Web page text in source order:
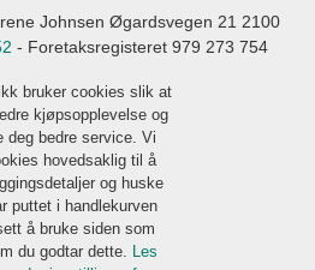
Johnsen Øgardsvegen 21 2100
- Foretaksregisteret 979 273 754
bruker cookies slik at
kjøpsopplevelse og
deg bedre service. Vi
hovedsaklig til å
og huske
puttet i handlekurven
å bruke siden som
du godtar dette. Les